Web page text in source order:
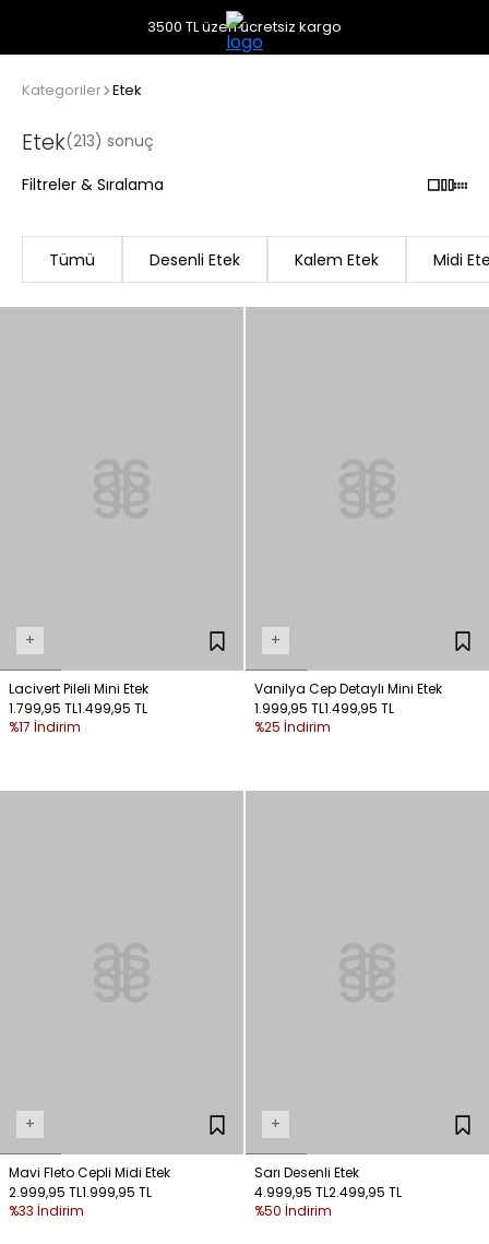
3500 TL üzeri ücretsiz kargo
Kategoriler Etek
Etek(213) sonuç
Filtreler & Sıralama
Tümü Desenli Etek Kalem Etek Midi
+
Lacivert Pileli Mini Etek
1.799,95 TL1.499,95 TL
%17 İndirim
+
Vanilya Cep Detaylı Mini Etek
1.999,95 TL1.499,95 TL
%25 İndirim
+
Mavi Fleto Cepli Midi Etek
2.999,95 TL1.999,95 TL
%33 İndirim
+
Sarı Desenli Etek
4.999,95 TL2.499,95 TL
%50 İndirim